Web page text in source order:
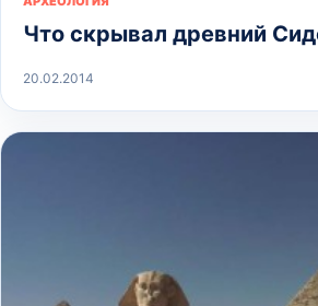
Что скрывал древний
20.02.2014